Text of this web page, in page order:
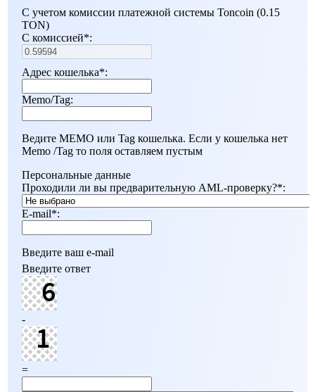
С учетом комиссии платежной системы Toncoin (0.15
TON)
С комиссией*:
Адрес кошелька*:
Memo/Tag:
Ведите MEMO или Tag кошелька. Если у кошелька нет
Мemo /Tag то поля оставляем пустым
Персональные данные
Проходили ли вы предварительную AML-проверку?*:
E-mail*:
Введите ваш e-mail
Введите ответ
-
=